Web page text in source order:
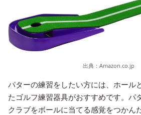
出典： Amazon.co.jp
パターの練習をしたい方には、ホール
たゴルフ練習器具がおすすめです。パ
クラブをボールに当てる感覚をつかん